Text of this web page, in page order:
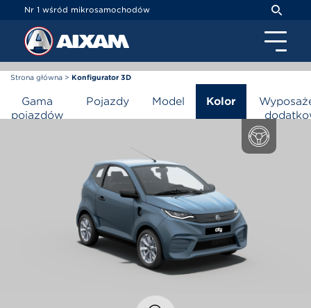
Nr 1 wśród mikrosamochodów
Strona główna > Konfigurator 3D
Konfigurator 3D
Gama
pojazdów
Pojazdy Model Kolor
Panel zarządzania plikami cookies